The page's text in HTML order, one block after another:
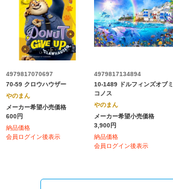
4979817070697
70-59 クロウハウザー
やのまん
メーカー希望小売価格
600円
納品価格
会員ログイン後表示
4979817134894
10-1489 ドルフィンズオブミ
コノス
やのまん
メーカー希望小売価格
3,900円
納品価格
会員ログイン後表示